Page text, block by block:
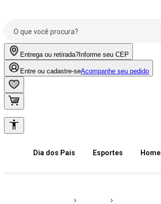
Entrega ou retirada? Informe seu CEP
Entre ou cadastre-seAcompanhe seu pedido
Dia dos Pais Esportes